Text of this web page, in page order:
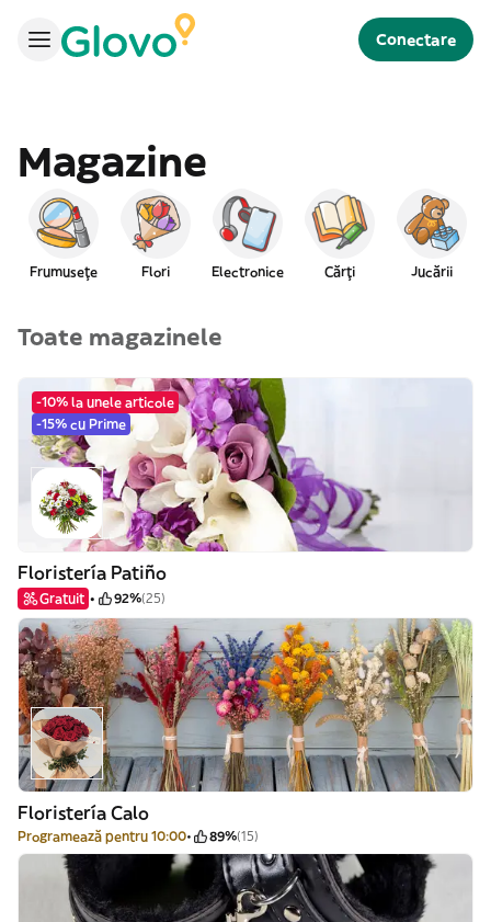
Conectare
Magazine
Frumusețe Flori Electronice Cărți Jucării
Toate magazinele
-10% la unele articole
-15% cu Prime
Floristería Patiño
Gratuit 92%(25)
Floristería Calo
Programează pentru 10:00 89%(15)